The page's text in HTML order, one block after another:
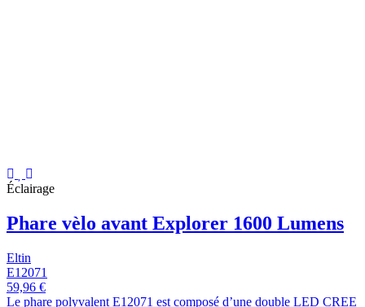
Éclairage
Phare vèlo avant Explorer 1600 Lumens
Eltin
E12071
59,96 €
Le phare polyvalent E12071 est composé d’une double LED CREE